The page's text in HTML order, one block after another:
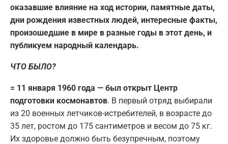
оказавшие влияние на ход истории, памятные даты,
дни рождения известных людей, интересные факты,
произошедшие в мире в разные годы в этот день, и
публикуем народный календарь.
ЧТО БЫЛО?
= 11 января 1960 года — был открыт Центр
подготовки космонавтов. В первый отряд выбирали
из 20 военных летчиков-истребителей, в возрасте до
35 лет, ростом до 175 сантиметров и весом до 75 кг.
Их здоровье должно быть безупречным, поэтому